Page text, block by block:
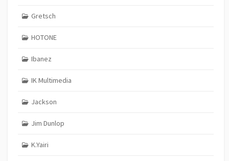
Gretsch
HOTONE
Ibanez
IK Multimedia
Jackson
Jim Dunlop
K.Yairi